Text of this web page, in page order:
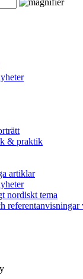
& praktik
artiklar
nordiskt tema
referentanvisningar